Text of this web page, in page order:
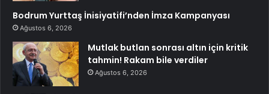
Bodrum Yurttaş İnisiyatifi’nden İmza Kampanyası
Ağustos 6, 2026
Mutlak butlan sonrası altın için kritik
tahmin! Rakam bile verdiler
Ağustos 6, 2026